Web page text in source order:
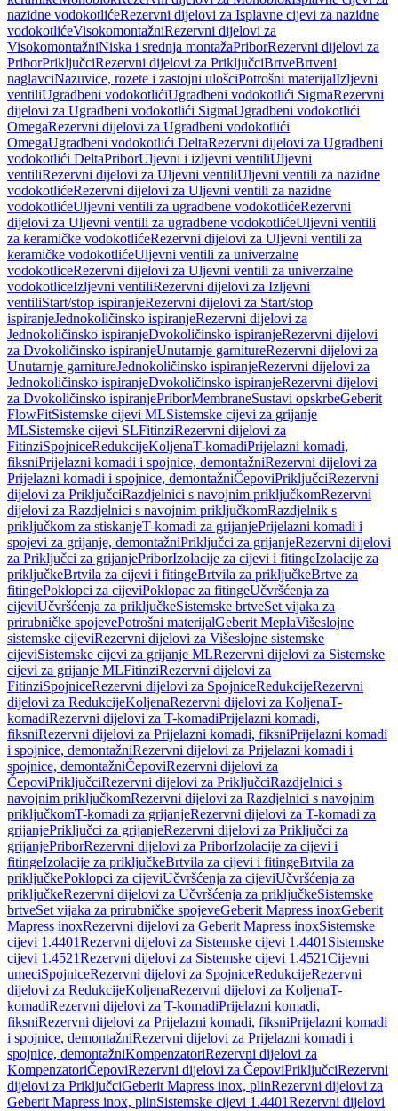
nazidne vodokotlićeRezervni dijelovi za Isplavne cijevi za nazidne
vodokotlićeVisokomontažniRezervni dijelovi za
VisokomontažniNiska i srednja montažaPriborRezervni dijelovi za
PriborPriključciRezervni dijelovi za PriključciBrtveBrtveni
naglavciNazuvice, rozete i zastojni ulošciPotrošni materijalIzljevni
ventiliUgradbeni vodokotlićiUgradbeni vodokotlići SigmaRezervni
dijelovi za Ugradbeni vodokotlići SigmaUgradbeni vodokotlići
OmegaRezervni dijelovi za Ugradbeni vodokotlići
OmegaUgradbeni vodokotlići DeltaRezervni dijelovi za Ugradbeni
vodokotlići DeltaPriborUljevni i izljevni ventiliUljevni
ventiliRezervni dijelovi za Uljevni ventiliUljevni ventili za nazidne
vodokotlićeRezervni dijelovi za Uljevni ventili za nazidne
vodokotlićeUljevni ventili za ugradbene vodokotlićeRezervni
dijelovi za Uljevni ventili za ugradbene vodokotlićeUljevni ventili
za keramičke vodokotlićeRezervni dijelovi za Uljevni ventili za
keramičke vodokotlićeUljevni ventili za univerzalne
vodokotliceRezervni dijelovi za Uljevni ventili za univerzalne
vodokotliceIzljevni ventiliRezervni dijelovi za Izljevni
ventiliStart/stop ispiranjeRezervni dijelovi za Start/stop
ispiranjeJednokoličinsko ispiranjeRezervni dijelovi za
Jednokoličinsko ispiranjeDvokoličinsko ispiranjeRezervni dijelovi
za Dvokoličinsko ispiranjeUnutarnje garnitureRezervni dijelovi za
Unutarnje garnitureJednokoličinsko ispiranjeRezervni dijelovi za
Jednokoličinsko ispiranjeDvokoličinsko ispiranjeRezervni dijelovi
za Dvokoličinsko ispiranjePriborMembraneSustavi opskrbeGeberit
FlowFitSistemske cijevi MLSistemske cijevi za grijanje
MLSistemske cijevi SLFitinziRezervni dijelovi za
FitinziSpojniceRedukcijeKoljenaT-komadiPrijelazni komadi,
fiksniPrijelazni komadi i spojnice, demontažniRezervni dijelovi za
Prijelazni komadi i spojnice, demontažniČepoviPriključciRezervni
dijelovi za PriključciRazdjelnici s navojnim priključkomRezervni
dijelovi za Razdjelnici s navojnim priključkomRazdjelnik s
priključkom za stiskanjeT-komadi za grijanjePrijelazni komadi i
spojevi za grijanje, demontažniPriključci za grijanjeRezervni dijelovi
za Priključci za grijanjePriborIzolacije za cijevi i fitingeIzolacije za
priključkeBrtvila za cijevi i fitingeBrtvila za priključkeBrtve za
fitingePoklopci za cijeviPoklopac za fitingeUčvršćenja za
cijeviUčvršćenja za priključkeSistemske brtveSet vijaka za
prirubničke spojevePotrošni materijalGeberit MeplaVišeslojne
sistemske cijeviRezervni dijelovi za Višeslojne sistemske
cijeviSistemske cijevi za grijanje MLRezervni dijelovi za Sistemske
cijevi za grijanje MLFitinziRezervni dijelovi za
FitinziSpojniceRezervni dijelovi za SpojniceRedukcijeRezervni
dijelovi za RedukcijeKoljenaRezervni dijelovi za KoljenaT-
komadiRezervni dijelovi za T-komadiPrijelazni komadi,
fiksniRezervni dijelovi za Prijelazni komadi, fiksniPrijelazni komadi
i spojnice, demontažniRezervni dijelovi za Prijelazni komadi i
spojnice, demontažniČepoviRezervni dijelovi za
ČepoviPriključciRezervni dijelovi za PriključciRazdjelnici s
navojnim priključkomRezervni dijelovi za Razdjelnici s navojnim
priključkomT-komadi za grijanjeRezervni dijelovi za T-komadi za
grijanjePriključci za grijanjeRezervni dijelovi za Priključci za
grijanjePriborRezervni dijelovi za PriborIzolacije za cijevi i
fitingeIzolacije za priključkeBrtvila za cijevi i fitingeBrtvila za
priključkePoklopci za cijeviUčvršćenja za cijeviUčvršćenja za
priključkeRezervni dijelovi za Učvršćenja za priključkeSistemske
brtveSet vijaka za prirubničke spojeveGeberit Mapress inoxGeberit
Mapress inoxRezervni dijelovi za Geberit Mapress inoxSistemske
cijevi 1.4401Rezervni dijelovi za Sistemske cijevi 1.4401 Sistemske
cijevi 1.4521Rezervni dijelovi za Sistemske cijevi 1.4521Cijevni
umeciSpojniceRezervni dijelovi za SpojniceRedukcijeRezervni
dijelovi za RedukcijeKoljenaRezervni dijelovi za KoljenaT-
komadiRezervni dijelovi za T-komadiPrijelazni komadi,
fiksniRezervni dijelovi za Prijelazni komadi, fiksniPrijelazni komadi
i spojnice, demontažniRezervni dijelovi za Prijelazni komadi i
spojnice, demontažniKompenzatoriRezervni dijelovi za
KompenzatoriČepoviRezervni dijelovi za ČepoviPriključciRezervni
dijelovi za PriključciGeberit Mapress inox, plinRezervni dijelovi za
Geberit Mapress inox, plinSistemske cijevi 1.4401Rezervni dijelovi